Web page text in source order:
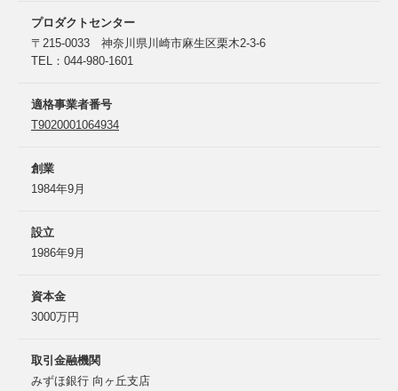
プロダクトセンター
〒215-0033 神奈川県川崎市麻生区栗木2-3-6
TEL：044-980-1601
適格事業者番号
T9020001064934
創業
1984年9月
設立
1986年9月
資本金
3000万円
取引金融機関
みずほ銀行 向ヶ丘支店